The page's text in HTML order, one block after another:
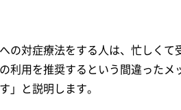
の対症療法をする人は、忙しくて
利用を推奨するという間違ったメ
」と説明します。